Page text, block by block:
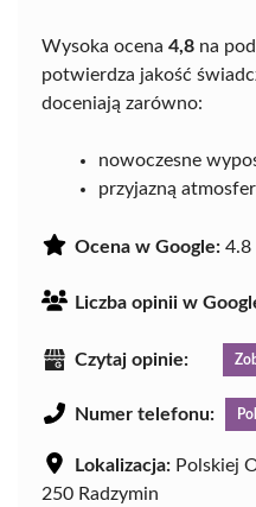
Wysoka ocena 4,8 na
potwierdza jakość
doceniają zarówno:
nowoczesne
przyjazną
Ocena w Google: 4.8
Liczba opinii w
Czytaj opinie:
Numer telefonu:
Lokalizacja: Polskiej
250 Radzymin